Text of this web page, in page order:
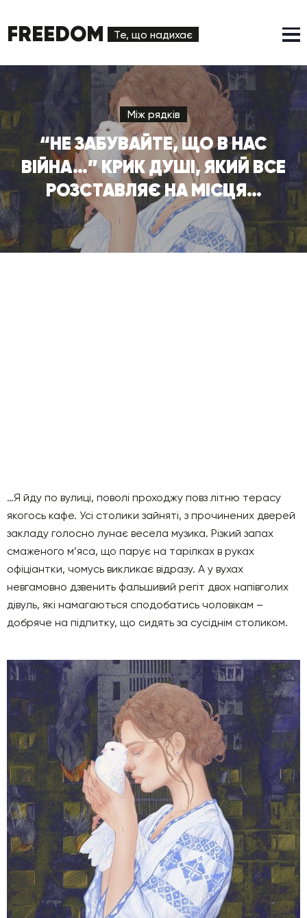
FREEDOM Те, що надихає
Між рядків
“НЕ ЗАБУВАЙТЕ, ЩО В НАС
ВІЙНА…” КРИК ДУШІ, ЯКИЙ ВСЕ
РОЗСТАВЛЯЄ НА МІСЦЯ…
…Я йду по вулиці, поволі проходжу повз літню терасу
якогось кафе. Усі столики зайняті, з прочинених дверей
закладу голосно лунає весела музика. Різкий запах
смаженого м’яса, що парує на тарілках в руках
офіціантки, чомусь викликає відразу. А у вухах
невгамовно дзвенить фальшивий регіт двох напівголих
дівуль, які намагаються сподобатись чоловікам –
добряче на підпитку, що сидять за сусіднім столиком.